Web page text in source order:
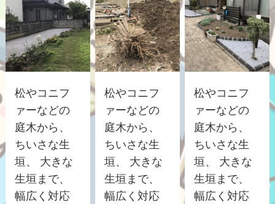
松やコニフ
ァーなどの
庭木から、
ちいさな生
垣、 大きな
生垣まで、
幅広く対応
松やコニフ
ァーなどの
庭木から、
ちいさな生
垣、 大きな
生垣まで、
幅広く対応
松やコニフ
ァーなどの
庭木から、
ちいさな生
垣、 大きな
生垣まで、
幅広く対応